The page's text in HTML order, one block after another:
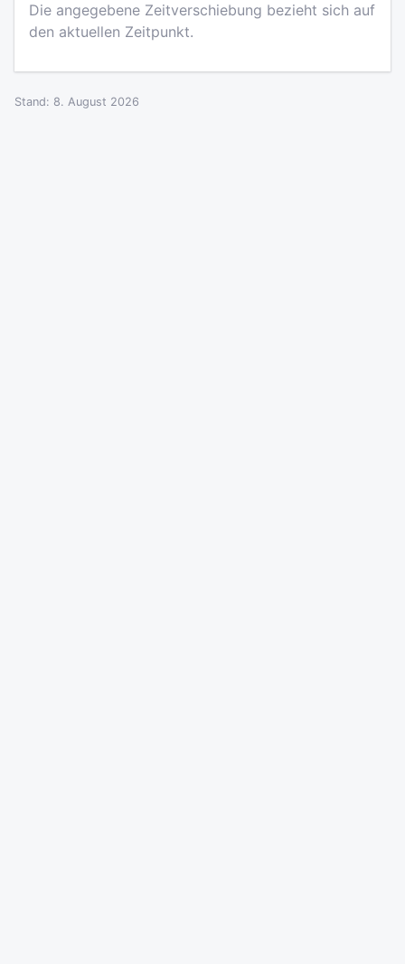
Die angegebene Zeitverschiebung bezieht sich auf
den aktuellen Zeitpunkt.
Stand: 8. August 2026